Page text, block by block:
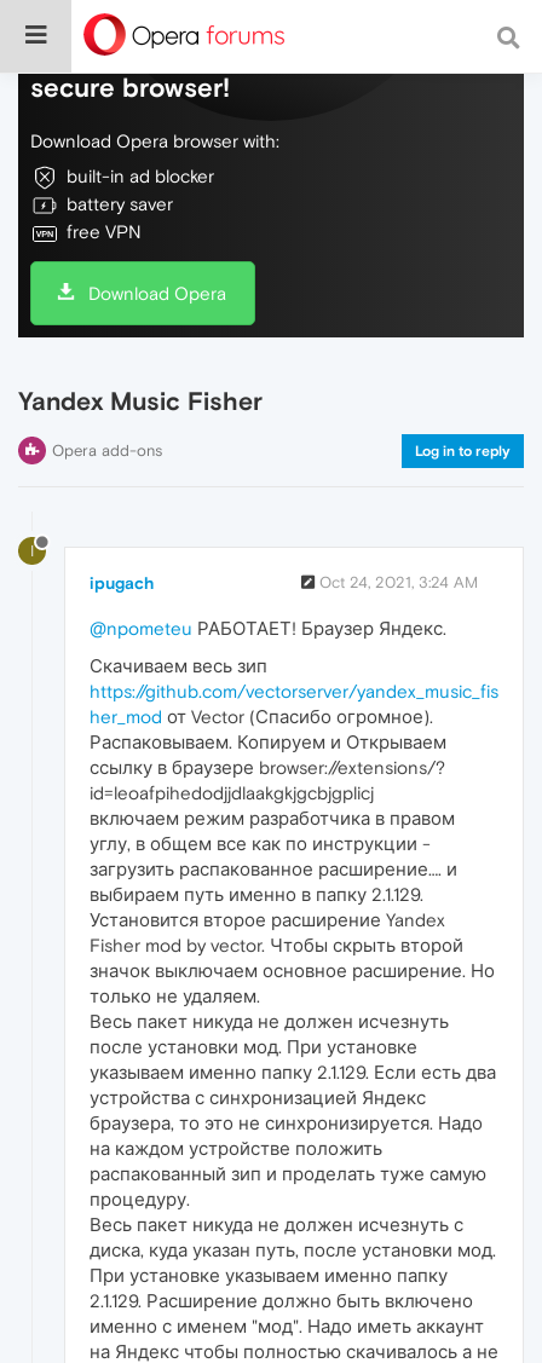
Do more on the web, with a fast and
secure browser!
Download Opera browser with:
built-in ad blocker
battery saver
free VPN
Download Opera
Yandex Music Fisher
Opera add-ons Log in to reply
I
ipugach Oct 24, 2021, 3:24 AM
@npometeu РАБОТАЕТ! Браузер Яндекс.
Скачиваем весь зип
https://github.com/vectorserver/yandex_music_fis
her_mod от Vector (Спасибо огромное).
Распаковываем. Копируем и Открываем
ссылку в браузере browser://extensions/?
id=leoafpihedodjjdlaakgkjgcbjgplicj
включаем режим разработчика в правом
углу, в общем все как по инструкции -
загрузить распакованное расширение…. и
выбираем путь именно в папку 2.1.129.
Установится второе расширение Yandex
Fisher mod by vector. Чтобы скрыть второй
значок выключаем основное расширение. Но
только не удаляем.
Весь пакет никуда не должен исчезнуть
после установки мод. При установке
указываем именно папку 2.1.129. Если есть два
устройства с синхронизацией Яндекс
браузера, то это не синхронизируется. Надо
на каждом устройстве положить
распакованный зип и проделать туже самую
процедуру.
Весь пакет никуда не должен исчезнуть с
диска, куда указан путь, после установки мод.
При установке указываем именно папку
2.1.129. Расширение должно быть включено
именно с именем "мод". Надо иметь аккаунт
на Яндекс чтобы полностью скачивалось а не